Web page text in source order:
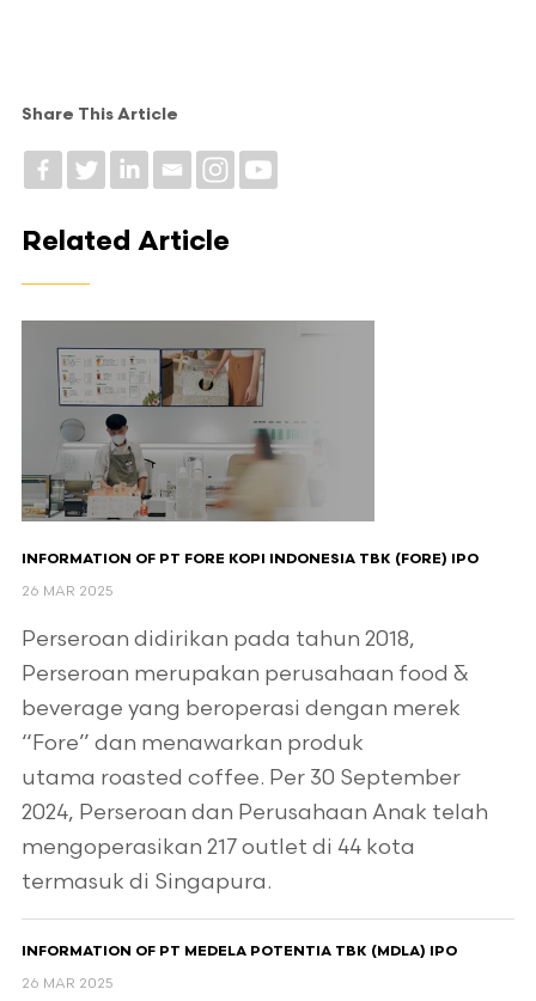
Share This Article
Related Article
INFORMATION OF PT FORE KOPI INDONESIA TBK (FORE) IPO
26 MAR 2025
Perseroan didirikan pada tahun 2018,
Perseroan merupakan perusahaan food &
beverage yang beroperasi dengan merek
“Fore” dan menawarkan produk
utama roasted coffee. Per 30 September
2024, Perseroan dan Perusahaan Anak telah
mengoperasikan 217 outlet di 44 kota
termasuk di Singapura.
INFORMATION OF PT MEDELA POTENTIA TBK (MDLA) IPO
26 MAR 2025